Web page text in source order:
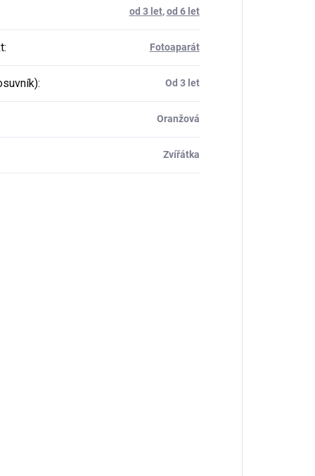
od 3 let,od 6 let
: Fotoaparát
: Od 3 let
Oranžová
Zvířátka